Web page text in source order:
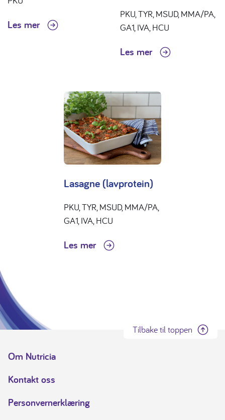
Les mer
PKU, TYR, MSUD, MMA/PA,
GA1, IVA, HCU
Les mer
Lasagne (lavprotein)
PKU, TYR, MSUD, MMA/PA,
GA1, IVA, HCU
Les mer
Tilbake til toppen
Om Nutricia
Kontakt oss
Personvernerklæring